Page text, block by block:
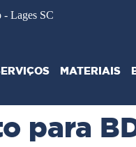
- Lages SC
MATERIAIS
para